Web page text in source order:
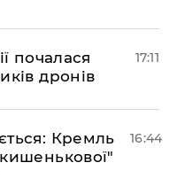
почалася
дронів
17:11
Кремль
16:44